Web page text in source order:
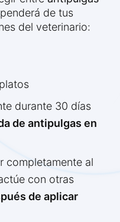
de tus
del veterinario:
durante 30 días
de antipulgas en
completamente al
con otras
de aplicar